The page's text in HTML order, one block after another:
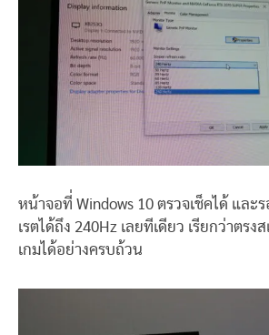
หน้าจอที่ Windows 10 ตรวจเช็คได้ และ
เรตได้ถึง 240Hz เลยทีเดียว เรียกว่าตรง
เกมได้อย่างครบถ้วน